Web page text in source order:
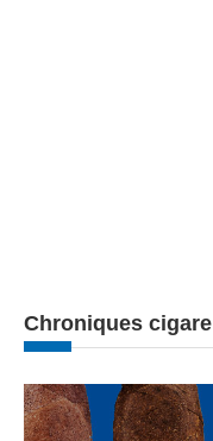
Chroniques cigare